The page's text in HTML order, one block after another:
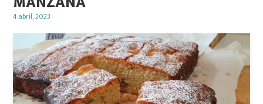
Posted
4 abril, 2023